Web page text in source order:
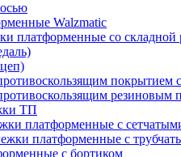
Walzmatic
платформенные со складной
покрытием
резиновым
ТП
платформенные с
платформенные с
с бортиком